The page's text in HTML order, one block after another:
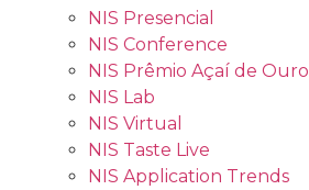
NIS Presencial
NIS Conference
NIS Prêmio Açaí de Ouro
NIS Lab
NIS Virtual
NIS Taste Live
NIS Application Trends